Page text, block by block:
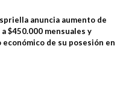
anuncia aumento de
$450.000 mensuales y
de su posesión en